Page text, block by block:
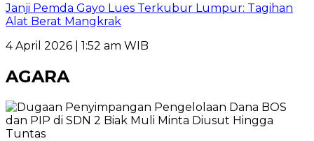
Janji Pemda Gayo Lues Terkubur Lumpur: Tagihan
Alat Berat Mangkrak
4 April 2026 | 1:52 am WIB
AGARA